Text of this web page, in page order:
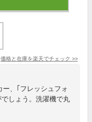
価格と在庫を楽天でチェック >>
、｢フレッシュフォ
しょう。洗濯機で丸